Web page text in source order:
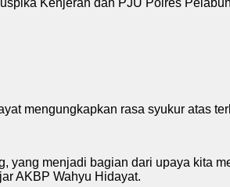
mengungkapkan rasa syukur atas
yang menjadi bagian dari upaya kita
AKBP Wahyu Hidayat.